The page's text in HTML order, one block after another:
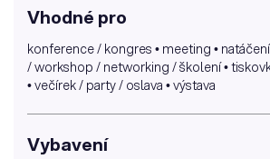
Vhodné pro
konference / kongres • meeting •
/ workshop / networking / školení •
• večírek / party / oslava • výstava
Vybavení